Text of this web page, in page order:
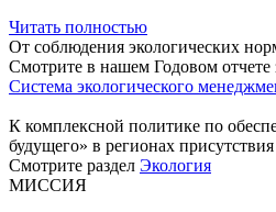
Читать полностью
От соблюдения экологических
Смотрите в нашем Годовом отчете
Система экологического
К комплексной политике по
будущего» в регионах
Смотрите раздел Экология
МИССИЯ